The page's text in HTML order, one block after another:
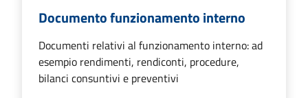
Documento funzionamento interno
Documenti relativi al funzionamento interno: ad
esempio rendimenti, rendiconti, procedure,
bilanci consuntivi e preventivi